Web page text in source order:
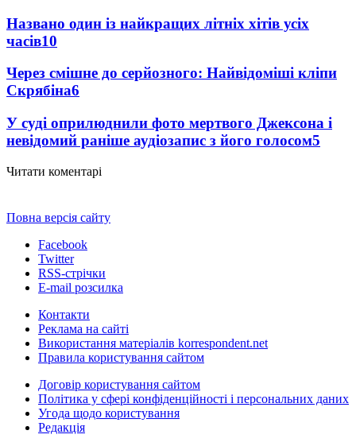
Названо один із найкращих літніх хітів усіх
часів10
Через смішне до серйозного: Найвідоміші кліпи
Скрябіна6
У суді оприлюднили фото мертвого Джексона і
невідомий раніше аудіозапис з його голосом5
Читати коментарі
Повна версія сайту
Facebook
Twitter
RSS-стрічки
E-mail розсилка
Контакти
Реклама на сайті
Використання матеріалів korrespondent.net
Правила користування сайтом
Договір користування сайтом
Політика у сфері конфіденційності і персональних даних
Угода щодо користування
Редакція